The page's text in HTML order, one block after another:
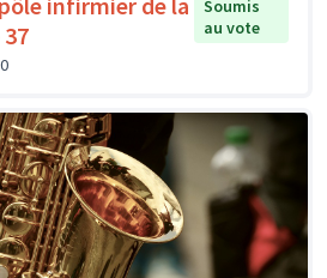
Soumis
au vote
0